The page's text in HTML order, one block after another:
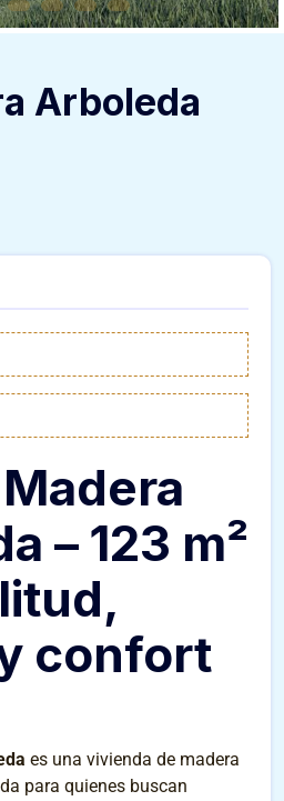
Arboleda
– 123 m²
confort
es una vivienda de madera
para quienes buscan